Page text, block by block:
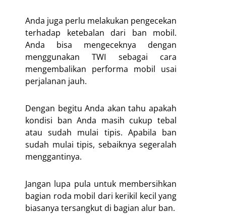
Anda juga perlu melakukan pengecekan
terhadap ketebalan dari ban mobil.
Anda bisa mengeceknya dengan
menggunakan TWI sebagai cara
mengembalikan performa mobil usai
perjalanan jauh.
Dengan begitu Anda akan tahu apakah
kondisi ban Anda masih cukup tebal
atau sudah mulai tipis. Apabila ban
sudah mulai tipis, sebaiknya segeralah
menggantinya.
Jangan lupa pula untuk membersihkan
bagian roda mobil dari kerikil kecil yang
biasanya tersangkut di bagian alur ban.